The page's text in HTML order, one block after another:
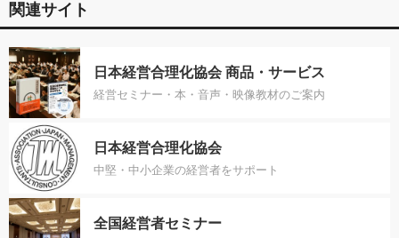
関連サイト
日本経営合理化協会 商品・サービス
経営セミナー・本・音声・映像教材のご案内
日本経営合理化協会
中堅・中小企業の経営者をサポート
全国経営者セミナー